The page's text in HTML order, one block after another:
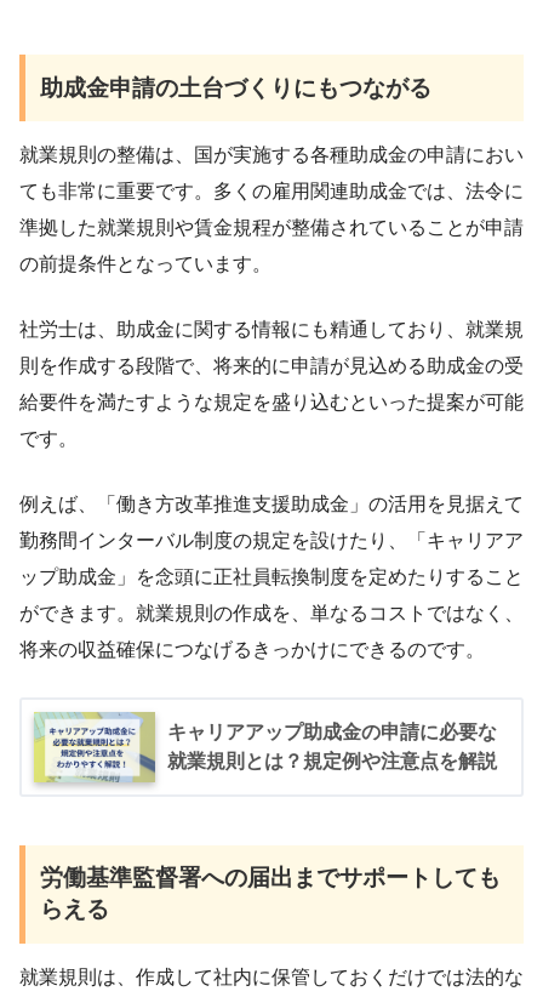
助成金申請の土台づくりにもつながる
就業規則の整備は、国が実施する各種助成金の申請におい
ても非常に重要です。多くの雇用関連助成金では、法令に
準拠した就業規則や賃金規程が整備されていることが申請
の前提条件となっています。
社労士は、助成金に関する情報にも精通しており、就業規
則を作成する段階で、将来的に申請が見込める助成金の受
給要件を満たすような規定を盛り込むといった提案が可能
です。
例えば、「働き方改革推進支援助成金」の活用を見据えて
勤務間インターバル制度の規定を設けたり、「キャリアア
ップ助成金」を念頭に正社員転換制度を定めたりすること
ができます。就業規則の作成を、単なるコストではなく、
将来の収益確保につなげるきっかけにできるのです。
キャリアアップ助成金の申請に必要な
就業規則とは？規定例や注意点を解説
労働基準監督署への届出までサポートしても
らえる
就業規則は、作成して社内に保管しておくだけでは法的な